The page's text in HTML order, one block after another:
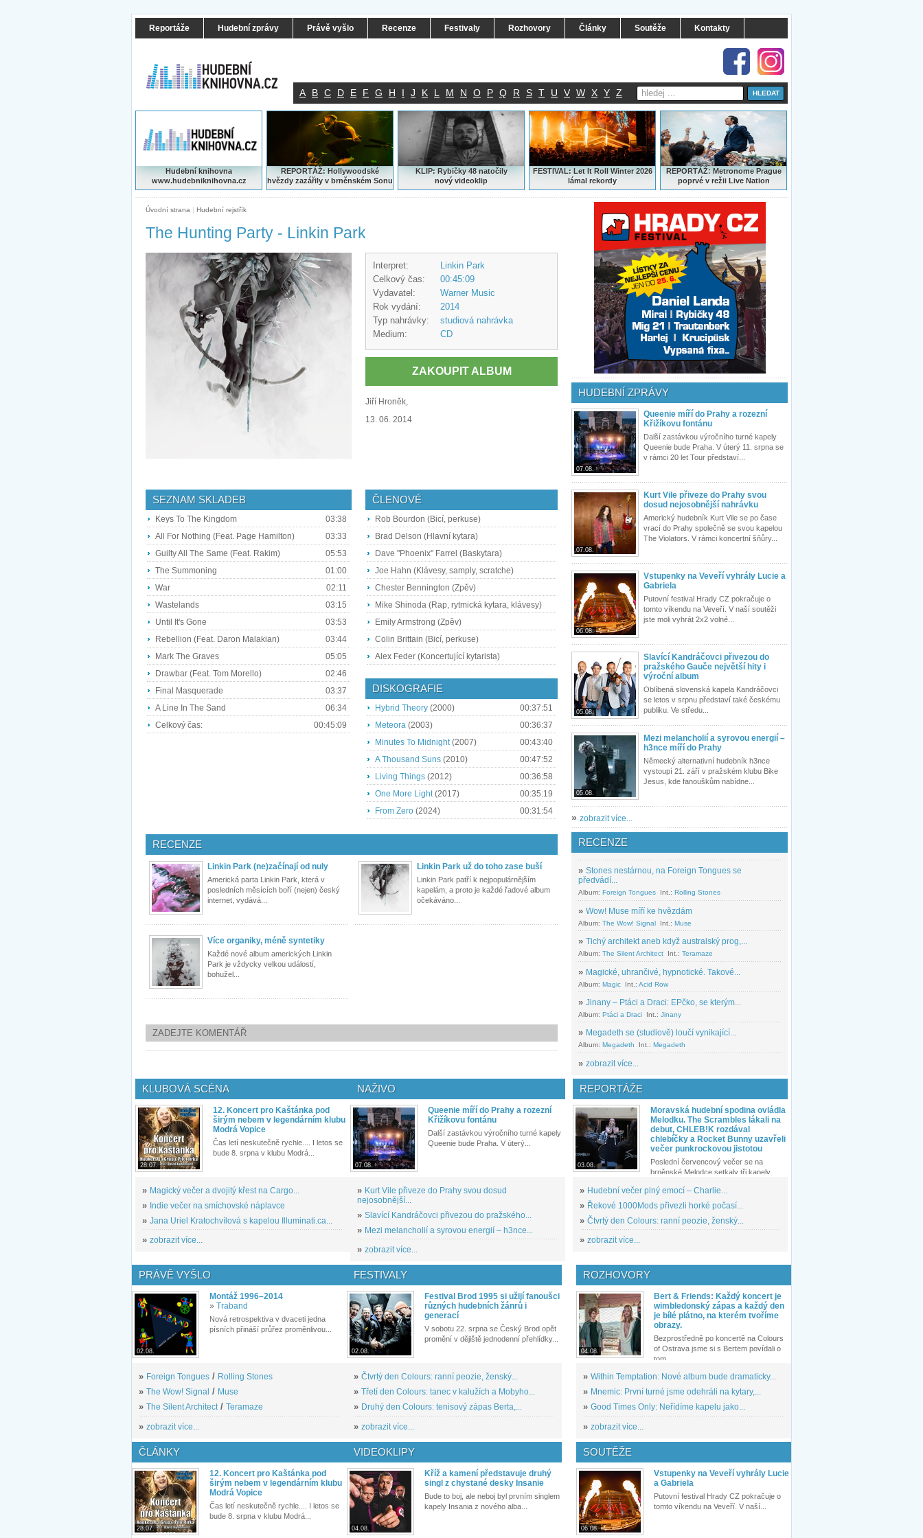
Reportáže Hudební zprávy Právě vyšlo Recenze Festivaly Rozhovory Články Soutěže Kontakty
A B C D E F G H I J K L M N O P Q R S T U V W X Y Z
Hudební knihovna
www.hudebniknihovna.cz
REPORTÁŽ: Hollywoodské
hvězdy zazářily v brněnském Sonu
KLIP: Rybičky 48 natočily
nový videoklip
FESTIVAL: Let It Roll Winter 2026
lámal rekordy
REPORTÁŽ:Metronome Prague
poprvé v režii Live Nation
Úvodní strana | Hudební rejstřík
The Hunting Party - Linkin Park
Interpret:
Linkin Park
Celkový čas:
00:45:09
Vydavatel:
Warner Music
Rok vydání:
2014
Typ nahrávky:
studiová nahrávka
Medium:
CD
ZAKOUPIT ALBUM
Jiří Hroněk,
13. 06. 2014
SEZNAM SKLADEB
Keys To The Kingdom
03:38
All For Nothing (Feat. Page Hamilton)
03:33
Guilty All The Same (Feat. Rakim)
05:53
The Summoning
01:00
War
02:11
Wastelands
03:15
Until It's Gone
03:53
Rebellion (Feat. Daron Malakian)
03:44
Mark The Graves
05:05
Drawbar (Feat. Tom Morello)
02:46
Final Masquerade
03:37
A Line In The Sand
06:34
Celkový čas:
00:45:09
ČLENOVÉ
Rob Bourdon (Bicí, perkuse)
Brad Delson (Hlavní kytara)
Dave "Phoenix" Farrel (Baskytara)
Joe Hahn (Klávesy, samply, scratche)
Chester Bennington (Zpěv)
Mike Shinoda (Rap, rytmická kytara, klávesy)
Emily Armstrong (Zpěv)
Colin Brittain (Bicí, perkuse)
Alex Feder (Koncertující kytarista)
DISKOGRAFIE
Hybrid Theory (2000)
00:37:51
Meteora (2003)
00:36:37
Minutes To Midnight(2007)
00:43:40
A Thousand Suns (2010)
00:47:52
Living Things (2012)
00:36:58
One More Light(2017)
00:35:19
From Zero (2024) 00:31:54
RECENZE
Linkin Park (ne)začínají od nuly
Americká parta Linkin Park, která v
posledních měsících boří (nejen) český
internet, vydává...
Linkin Park už do toho zase buší
Linkin Park patří k nejpopulárnějším
kapelám, a proto je každé řadové album
očekáváno...
Více organiky, méně syntetiky
Každé nové album amerických Linkin
Park je vždycky velkou událostí,
bohužel...
ZADEJTE KOMENTÁŘ
HUDEBNÍ ZPRÁVY
07.08.
Queenie míří do Prahy a rozezní
Křižíkovu fontánu
Další zastávkou výročního turné kapely
Queenie bude Praha. V úterý 11. srpna se
v rámci 20 let Tour představí...
07.08.
Kurt Vile přiveze do Prahy svou
dosud nejosobnější nahrávku
Americký hudebník Kurt Vile se po čase
vrací do Prahy společně se svou kapelou
The Violators. V rámci koncertní šňůry...
06.08.
Vstupenky na Veveří vyhrály Lucie a
Gabriela
Putovní festival Hrady CZ pokračuje o
tomto víkendu na Veveří. V naší soutěži
jste moli vyhrát 2x2 volné...
05.08.
Slavící Kandráčovci přivezou do
pražského Gauče největší hity i
výroční album
Oblíbená slovenská kapela Kandráčovci
se letos v srpnu představí také českému
publiku. Ve středu...
05.08.
Mezi melancholií a syrovou energií –
h3nce míří do Prahy
Německý alternativní hudebník h3nce
vystoupí 21. září v pražském klubu Bike
Jesus, kde fanouškům nabídne...
» zobrazit více...
RECENZE
» Stones nestárnou, na Foreign Tongues se
předvádí...
Album: Foreign Tongues Int.: Rolling Stones
» Wow! Muse míří ke hvězdám
Album: The Wow! Signal Int.: Muse
» Tichý architekt aneb když australský prog,...
Album: The Silent Architect Int.: Teramaze
» Magické, uhrančivé, hypnotické. Takové...
Album: Magic Int.: Acid Row
» Jinany – Ptáci a Draci: EPčko, se kterým...
Album: Ptáci a Draci Int.: Jinany
» Megadeth se (studiově) loučí vynikající...
Album: Megadeth Int.: Megadeth
» zobrazit více...
KLUBOVÁ SCÉNA
28.07.
12. Koncert pro Kaštánka pod
širým nebem v legendárním klubu
Modrá Vopice
Čas letí neskutečně rychle.... I letos se
bude 8. srpna v klubu Modrá...
» Magický večer a dvojitý křest na Cargo...
» Indie večer na smíchovské náplavce
» Jana Uriel Kratochvílová s kapelou Illuminati.ca...
» zobrazit více...
NAŽIVO
07.08.
Queenie míří do Prahy a rozezní
Křižíkovu fontánu
Další zastávkou výročního turné kapely
Queenie bude Praha. V úterý...
» Kurt Vile přiveze do Prahy svou dosud
nejosobnější...
» Slavící Kandráčovci přivezou do pražského...
» Mezi melancholií a syrovou energií – h3nce...
» zobrazit více...
REPORTÁŽE
03.08.
Moravská hudební spodina ovládla
Melodku. The Scrambles lákali na
debut, CHLEB!K rozdával
chlebíčky a Rocket Bunny uzavřeli
večer punkrockovou jistotou
Poslední červencový večer se na
brněnské Melodce setkaly tři kapely...
» Hudební večer plný emocí – Charlie...
» Řekové 1000Mods přivezli horké počasí...
» Čtvrtý den Colours: ranní peozie, ženský...
» zobrazit více...
PRÁVĚ VYŠLO
02.08.
Montáž 1996–2014
» Traband
Nová retrospektiva v dvaceti jedna
písních přináší průřez proměnlivou...
» Foreign Tongues / Rolling Stones
» The Wow! Signal / Muse
» The Silent Architect/ Teramaze
» zobrazit více...
FESTIVALY
02.08.
Festival Brod 1995 si užijí fanoušci
různých hudebních žánrů i
generací
V sobotu 22. srpna se Český Brod opět
promění v dějiště jednodenní přehlídky...
» Čtvrtý den Colours: ranní peozie, ženský...
» Třetí den Colours: tanec v kalužích a Mobyho...
» Druhý den Colours: tenisový zápas Berta,...
» zobrazit více...
ROZHOVORY
04.08.
Bert & Friends: Každý koncert je
wimbledonský zápas a každý den
je bílé plátno, na kterém tvoříme
obrazy.
Bezprostředně po koncertě na Colours
of Ostrava jsme si s Bertem povídali o
tom,...
» Within Temptation: Nové album bude dramaticky...
» Mnemic: První turné jsme odehráli na kytary,...
» Good Times Only: Neřídíme kapelu jako...
» zobrazit více...
ČLÁNKY
28.07.
12. Koncert pro Kaštánka pod
širým nebem v legendárním klubu
Modrá Vopice
Čas letí neskutečně rychle.... I letos se
bude 8. srpna v klubu Modrá...
VIDEOKLIPY
04.08.
Kříž a kamení představuje druhý
singl z chystané desky Insanie
Bude to boj, ale neboj byl prvním singlem
kapely Insania z nového alba...
SOUTĚŽE
06.08.
Vstupenky na Veveří vyhrály Lucie
a Gabriela
Putovní festival Hrady CZ pokračuje o
tomto víkendu na Veveří. V naší...